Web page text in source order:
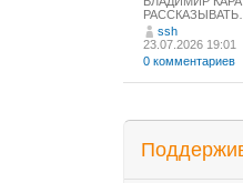
РАССКАЗЫВАТЬ…
ssh
23.07.2026 19:01
0 комментариев